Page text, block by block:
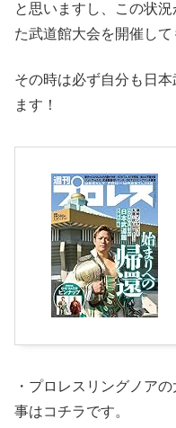
と思いますし、この状
た武道館大会を開催して
その時は必ず自分も日
ます！
・プロレスリングノア
事はコチラです。